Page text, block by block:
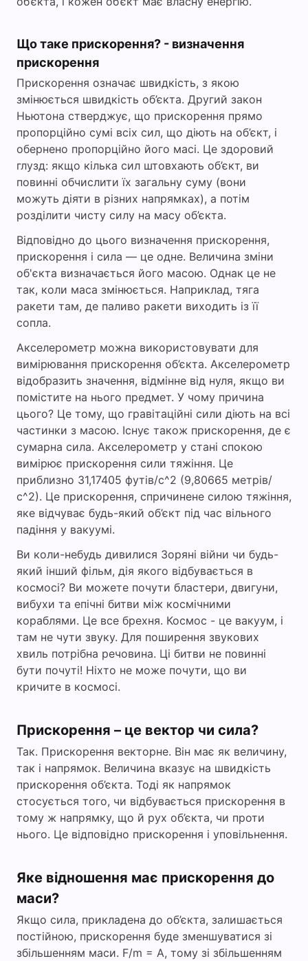
o
Що таке прискорення? - визначення
прискорення
Прискорення означає швидкість, з якою
змінюється швидкість об’єкта. Другий закон
Ньютона стверджує, що прискорення прямо
пропорційно сумі всіх сил, що діють на об’єкт, і
обернено пропорційно його масі. Це здоровий
глузд: якщо кілька сил штовхають об’єкт, ви
повинні обчислити їх загальну суму (вони
можуть діяти в різних напрямках), а потім
розділити чисту силу на масу об’єкта.
Відповідно до цього визначення прискорення,
прискорення і сила — це одне. Величина зміни
об'єкта визначається його масою. Однак це не
так, коли маса змінюється. Наприклад, тяга
ракети там, де паливо ракети виходить із її
сопла.
Акселерометр можна використовувати для
вимірювання прискорення об’єкта. Акселерометр
відобразить значення, відмінне від нуля, якщо ви
помістите на нього предмет. У чому причина
цього? Це тому, що гравітаційні сили діють на всі
частинки з масою. Існує також прискорення, де є
сумарна сила. Акселерометр у стані спокою
вимірює прискорення сили тяжіння. Це
приблизно 31,17405 футів/с^2 (9,80665 метрів/
с^2). Це прискорення, спричинене силою тяжіння,
яке відчуває будь-який об’єкт під час вільного
падіння у вакуумі.
Ви коли-небудь дивилися Зоряні війни чи будь-
який інший фільм, дія якого відбувається в
космосі? Ви можете почути бластери, двигуни,
вибухи та епічні битви між космічними
кораблями. Це все брехня. Космос - це вакуум, і
там не чути звуку. Для поширення звукових
хвиль потрібна речовина. Ці битви не повинні
бути почуті! Ніхто не може почути, що ви
кричите в космосі.
Прискорення – це вектор чи сила?
Так. Прискорення векторне. Він має як величину,
так і напрямок. Величина вказує на швидкість
прискорення об’єкта. Тоді як напрямок
стосується того, чи відбувається прискорення в
тому ж напрямку, що й рух об’єкта, чи проти
нього. Це відповідно прискорення і уповільнення.
Яке відношення має прискорення до
маси?
Якщо сила, прикладена до об’єкта, залишається
постійною, прискорення буде зменшуватися зі
збільшенням маси. F/m = A, тому зі збільшенням